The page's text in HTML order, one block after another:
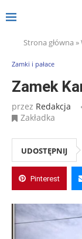
Strona główna »
Zamki i pałace
Zamek
przez Redakcja
Zakładka
UDOSTĘPNIJ
Pinterest